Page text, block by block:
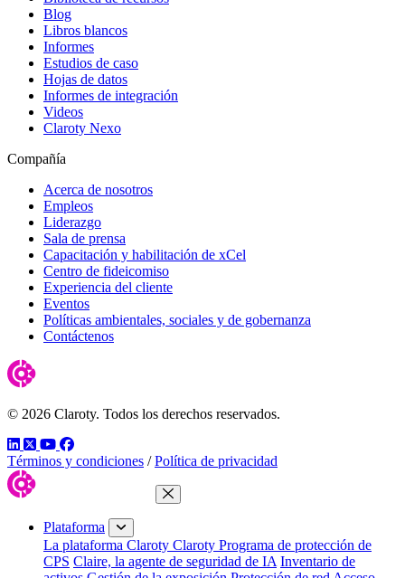
Blog
Libros blancos
Informes
Estudios de caso
Hojas de datos
Informes de integración
Videos
Claroty Nexo
Compañía
Acerca de nosotros
Empleos
Liderazgo
Sala de prensa
Capacitación y habilitación de xCel
Centro de fideicomiso
Experiencia del cliente
Eventos
Políticas ambientales, sociales y de gobernanza
Contáctenos
© 2026 Claroty. Todos los derechos reservados.
LinkedIn
TwitterYouTube
Facebook
Términos y condiciones / Política de privacidad
Cerrar menú
Plataforma
La plataforma Claroty Claroty Programa de protección de
CPS Claire, la agente de seguridad de IA Inventario de